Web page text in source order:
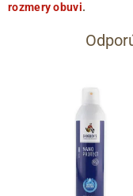
rozmery obuvi.